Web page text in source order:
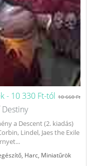
- 10 330 Ft-tól 10 660 Ft
a Descent (2. kiadás)
Lindel, Jaes the Exile
Harc Miniatűrök